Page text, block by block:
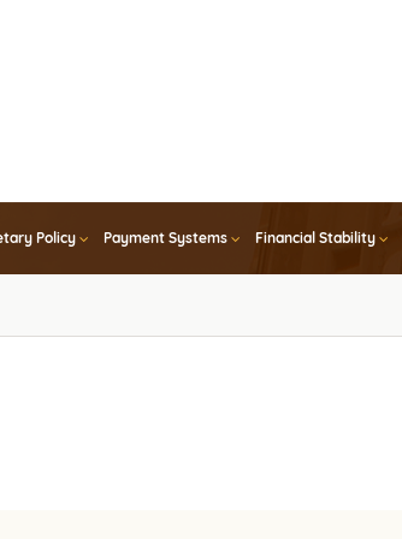
Policy Payment Systems Financial Stability